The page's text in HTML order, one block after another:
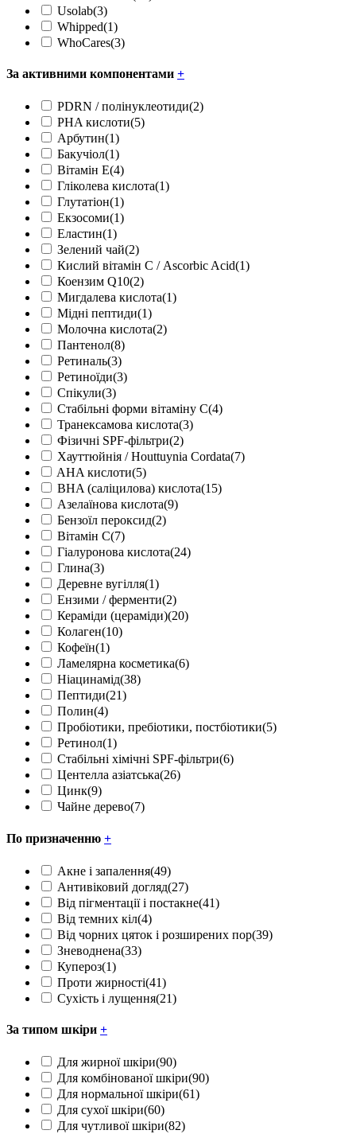
Usolab(3)
Whipped(1)
WhoCares(3)
За активними компонентами +
PDRN / полінуклеотиди(2)
PHA кислоти(5)
Арбутин(1)
Бакучіол(1)
Вітамін Е(4)
Гліколева кислота(1)
Глутатіон(1)
Екзосоми(1)
Еластин(1)
Зелений чай(2)
Кислий вітамін С / Ascorbic Acid(1)
Коензим Q10(2)
Мигдалева кислота(1)
Мідні пептиди(1)
Молочна кислота(2)
Пантенол(8)
Ретиналь(3)
Ретиноїди(3)
Спікули(3)
Стабільні форми вітаміну С(4)
Транексамова кислота(3)
Фізичні SPF-фільтри(2)
Хауттюйнія / Houttuynia Cordata(7)
AHA кислоти(5)
BHA (саліцилова) кислота(15)
Азелаїнова кислота(9)
Бензоїл пероксид(2)
Вітамін С(7)
Гіалуронова кислота(24)
Глина(3)
Деревне вугілля(1)
Ензими / ферменти(2)
Кераміди (цераміди)(20)
Колаген(10)
Кофеїн(1)
Ламелярна косметика(6)
Ніацинамід(38)
Пептиди(21)
Полин(4)
Пробіотики, пребіотики, постбіотики(5)
Ретинол(1)
Стабільні хімічні SPF-фільтри(6)
Центелла азіатська(26)
Цинк(9)
Чайне дерево(7)
По призначенню +
Акне і запалення(49)
Антивіковий догляд(27)
Від пігментації і постакне(41)
Від темних кіл(4)
Від чорних цяток і розширених пор(39)
Зневоднена(33)
Купероз(1)
Проти жирності(41)
Сухість і лущення(21)
За типом шкіри +
Для жирної шкіри(90)
Для комбінованої шкіри(90)
Для нормальної шкіри(61)
Для сухої шкіри(60)
Для чутливої шкіри(82)